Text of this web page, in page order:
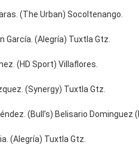
(The Urban) Socoltenango.
García. (Alegría) Tuxtla Gtz.
(HD Sport) Villaflores.
(Synergy) Tuxtla Gtz.
(Bull’s) Belisario Dominguez
(Alegría) Tuxtla Gtz.